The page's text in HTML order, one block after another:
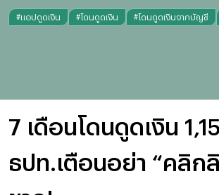
#แอปดูดเงิน #โดนดูดเงิน #โดนดูดเงินจากบัญชี
7 เดือนโดนดูดเงิน
ธปท.เตือนอย่า “คลิก